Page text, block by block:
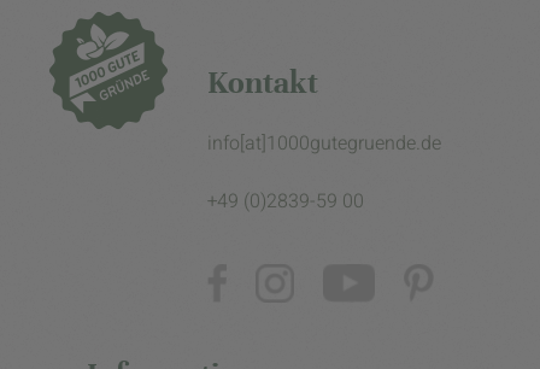
Kontakt
info[at]1000gutegruende.de
+49 (0)2839-59 00